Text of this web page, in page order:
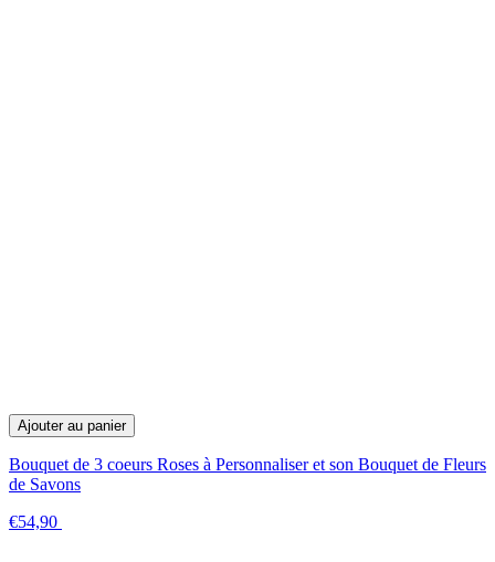
Ajouter au panier
Bouquet de 3 coeurs Roses à Personnaliser et son Bouquet de Fleurs
de Savons
€54,90